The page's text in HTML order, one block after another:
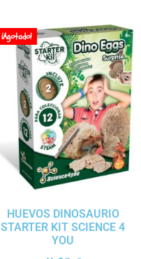
¡Agotado!
HUEVOS DINOSAURIO
STARTER KIT SCIENCE 4
YOU